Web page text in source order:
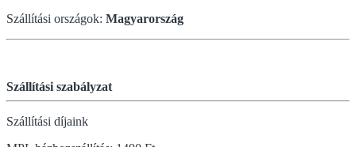
Szállítási országok: Magyarország
Szállítási szabályzat
Szállítási díjaink